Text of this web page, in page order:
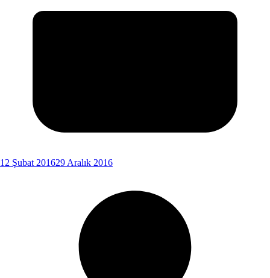
12 Şubat 201629 Aralık 2016